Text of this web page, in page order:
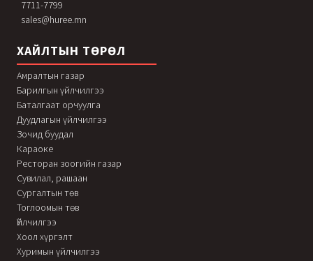
7711-7799
sales@huree.mn
ХАЙЛТЫН ТӨРӨЛ
Амралтын газар
Барилгын үйлчилгээ
Баталгаат орчуулга
Дуудлагын үйлчилгээ
Зочид буудал
Караоке
Ресторан зоогийн газар
Сувилал, рашаан
Сургалтын төв
Тоглоомын төв
Үйлчилгээ
Хоол хүргэлт
Хуримын үйлчилгээ